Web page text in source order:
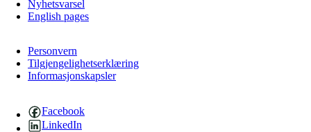
Nyhetsvarsel
English pages
Personvern
Tilgjengelighetserklæring
Informasjonskapsler
Facebook
LinkedIn